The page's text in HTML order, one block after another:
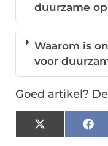
duurzame
Waarom is
voor
Goed artikel?
X
(Twitter)